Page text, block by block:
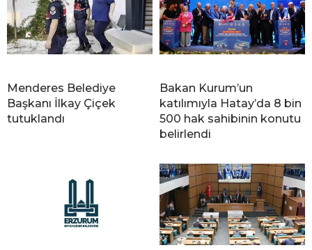
Menderes Belediye
Başkanı İlkay Çiçek
tutuklandı
Bakan Kurum’un
katılımıyla Hatay’da 8 bin
500 hak sahibinin konutu
belirlendi